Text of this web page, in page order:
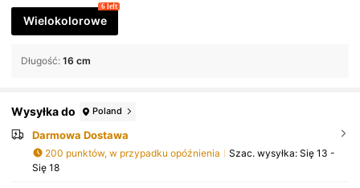
Wielokolorowe
6 left
Długość: 16 cm
Wysyłka do Poland
Darmowa Dostawa
200 punktów, w przypadku opóźnienia Szac. wysyłka: Się 13 -
Się 18